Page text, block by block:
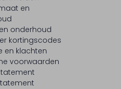
en
onderhoud
kortingscodes
en klachten
voorwaarden